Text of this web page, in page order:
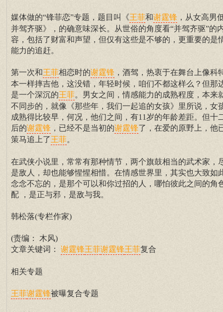
媒体做的“锋菲恋”专题，题目叫《王菲和谢霆锋 ，从女高男
并驾齐驱》，的确意味深长。从世俗的角度看“并驾齐驱”的
容，包括了财富和声望，但仅有这些是不够的，更重要的是
能力的追赶。
第一次和王菲相恋时的谢霆锋 ，酒驾，热衷于在舞台上像科
本一样摔吉他，这没错，年轻时候，咱们不都这样么？但那
是一个深沉的王菲。男女之间，情感能力的成熟程度，本来
不同步的，就像《那些年，我们一起追的女孩》里所说，女
成熟得比较早，何况，他们之间，有11岁的年龄差距。但十
后的谢霆锋 ，已经不是当初的谢霆锋了，在爱的原野上，他
策马追上了王菲。
在武侠小说里，常常有那种情节，两个旗鼓相当的武术家，
是敌人，却也能够惺惺相惜。在情感世界里，其实也大致如
念念不忘的，是那个可以和你过招的人，哪怕彼此之间的角
配 ，是正与邪，是敌与我。
韩松落(专栏作家)
(责编： 木风)
文章关键词： 谢霆锋王菲谢霆锋王菲复合
相关专题
王菲谢霆锋被曝复合专题